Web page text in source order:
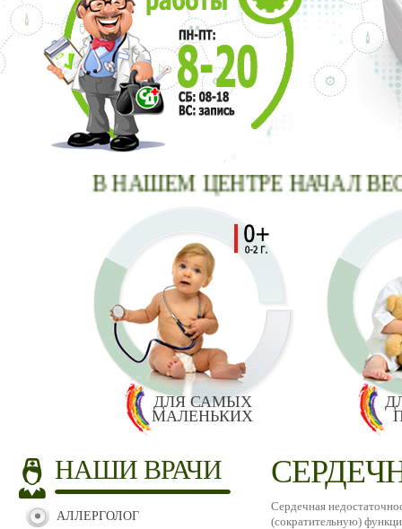
В НАШЕМ ЦЕНТРЕ НАЧАЛ
ДЛЯ САМЫХ
МАЛЕНЬКИХ
НАШИ ВРАЧИ
АЛЛЕРГОЛОГ
Сердечная
(сократительную)